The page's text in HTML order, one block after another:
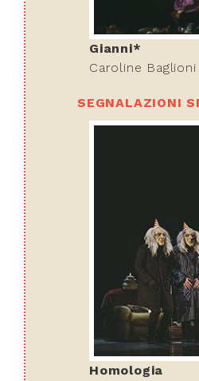
Gianni*
Caroline
SEGNALAZIONI
Homologia